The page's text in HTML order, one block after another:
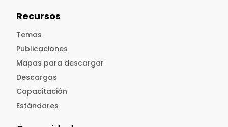
Recursos
Temas
Publicaciones
Mapas para descargar
Descargas
Capacitación
Estándares